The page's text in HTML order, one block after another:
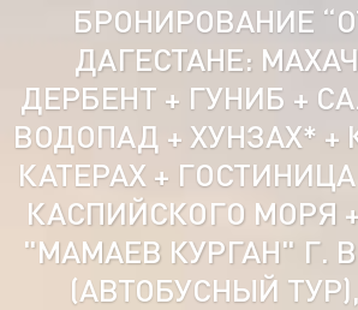
БРОНИРОВАНИЕ
ДАГЕСТАНЕ:
ДЕРБЕНТ + ГУНИБ +
ВОДОПАД + ХУНЗАХ* +
КАТЕРАХ +
КАСПИЙСКОГО МОРЯ
"МАМАЕВ КУРГАН" Г.
(АВТОБУСНЫЙ